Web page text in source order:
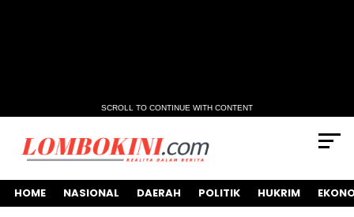
SCROLL TO CONTINUE WITH CONTENT
HOME NASIONAL DAERAH POLITIK HUKRIM